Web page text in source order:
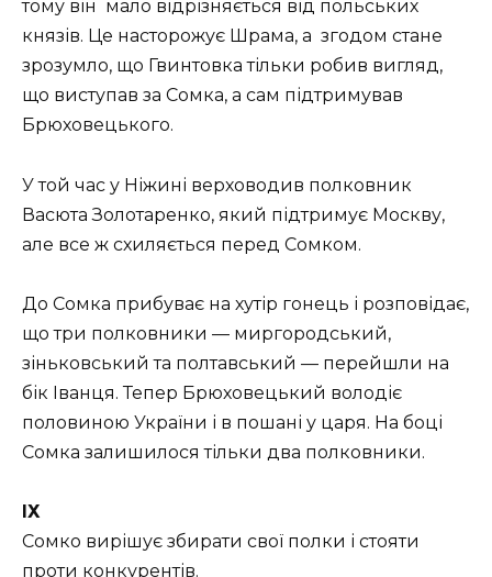
тому він мало відрізняється від польських
князів. Це насторожує Шрама, а згодом стане
зрозумло, що Гвинтовка тільки робив вигляд,
що виступав за Сомка, а сам підтримував
Брюховецького.
У той час у Ніжині верховодив полковник
Васюта Золотаренко, який підтримує Москву,
але все ж схиляється перед Сомком.
До Сомка прибуває на хутір гонець і розповідає,
що три полковники — миргородський,
зіньковський та полтавський — перейшли на
бік Іванця. Тепер Брюховецький володіє
половиною України і в пошані у царя. На боці
Сомка залишилося тільки два полковники.
ІХ
Сомко вирішує збирати свої полки і стояти
проти конкурентів.